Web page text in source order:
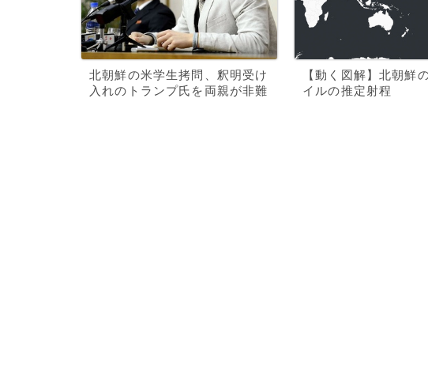
北朝鮮の米学生拷問、釈明受け
入れのトランプ氏を両親が非難
【動く図解】北朝鮮
イルの推定射程